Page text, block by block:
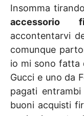
Insomma
accessorio
accontentarvi
comunque
io mi sono fatta
Gucci e uno da
pagati
buoni acquisti